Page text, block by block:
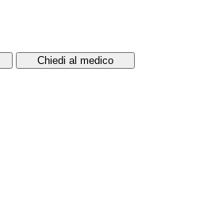
Chiedi al medico